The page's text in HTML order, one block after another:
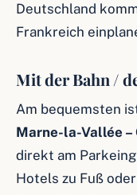
Deutschland
Frankreich
Mit der Bahn /
Am bequemsten
Marne-la-Vallée –
direkt am
Hotels zu Fuß